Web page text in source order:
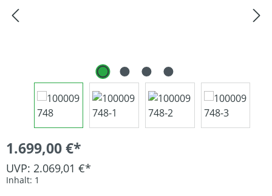
1.699,00 €*
UVP: 2.069,01 €*
Inhalt: 1